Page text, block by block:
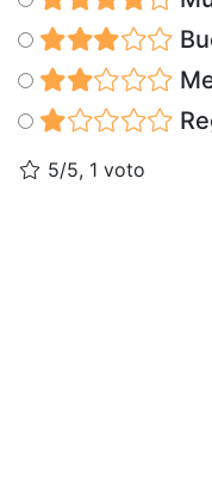
5/5, 1 voto